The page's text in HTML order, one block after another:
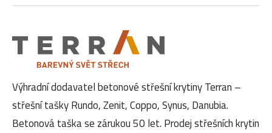
Výhradní dodavatel betonové střešní krytiny Terran –
střešní tašky Rundo, Zenit, Coppo, Synus, Danubia.
Betonová taška se zárukou 50 let. Prodej střešních krytin